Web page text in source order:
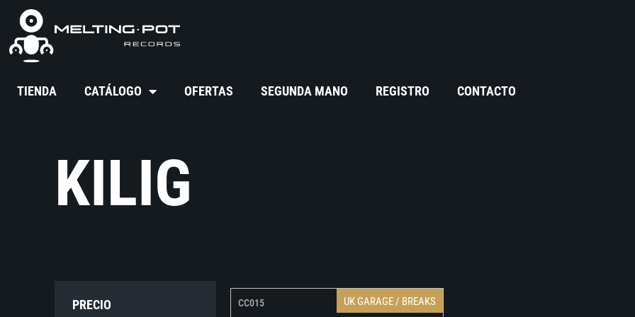
TIENDA CATÁLOGO OFERTAS SEGUNDA MANO REGISTRO CONTACTO
KILIG
PRECIO CC015 UK GARAGE / BREAKS